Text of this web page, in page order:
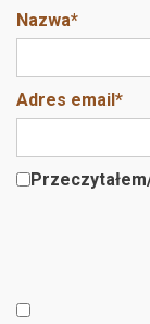
Nazwa*
Adres email *